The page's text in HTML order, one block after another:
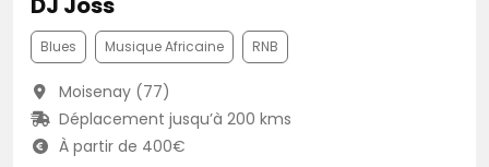
Blues Musique Africaine RNB
Moisenay (77)
Déplacement jusqu’à 200 kms
À partir de 400€